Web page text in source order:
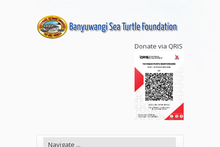
Donate via QRIS